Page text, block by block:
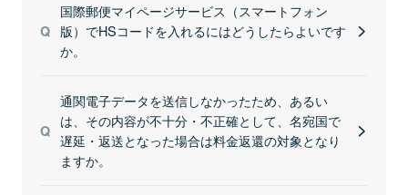
国際郵便マイページサービス（スマートフォン
版）でHSコードを入れるにはどうしたらよいです
か。
通関電子データを送信しなかったため、あるい
は、その内容が不十分・不正確として、名宛国で
遅延・返送となった場合は料金返還の対象となり
ますか。